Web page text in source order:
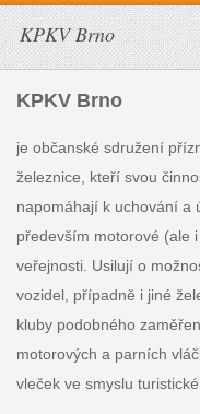
KPKV Brno
KPKV Brno
je občanské sdružení
železnice, kteří svou
napomáhají k uchování a
především motorové (ale
veřejnosti. Usilují o
vozidel, případně i jiné
kluby podobného
motorových a parních
vleček ve smyslu turistické